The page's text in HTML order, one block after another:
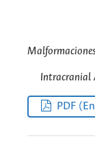
Intracranial
PDF